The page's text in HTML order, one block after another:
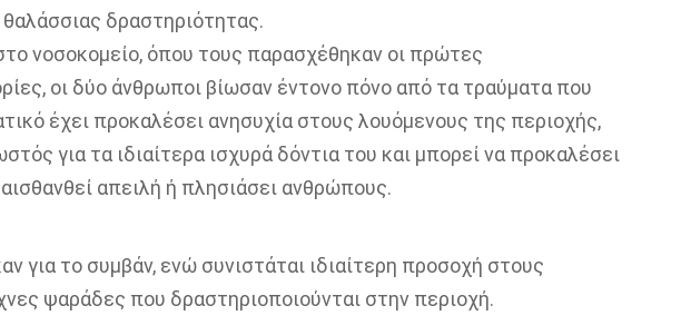
δραστηριότητας.
νοσοκομείο, όπου τους παρασχέθηκαν οι πρώτες
οι δύο άνθρωποι βίωσαν έντονο πόνο από τα τραύματα που
έχει προκαλέσει ανησυχία στους λουόμενους της περιοχής,
για τα ιδιαίτερα ισχυρά δόντια του και μπορεί να προκαλέσει
απειλή ή πλησιάσει ανθρώπους.
για το συμβάν, ενώ συνιστάται ιδιαίτερη προσοχή στους
ψαράδες που δραστηριοποιούνται στην περιοχή.